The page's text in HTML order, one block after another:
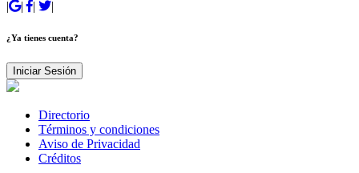
| | | |
¿Ya tienes cuenta?
Iniciar Sesión
Directorio
Términos y condiciones
Aviso de Privacidad
Créditos